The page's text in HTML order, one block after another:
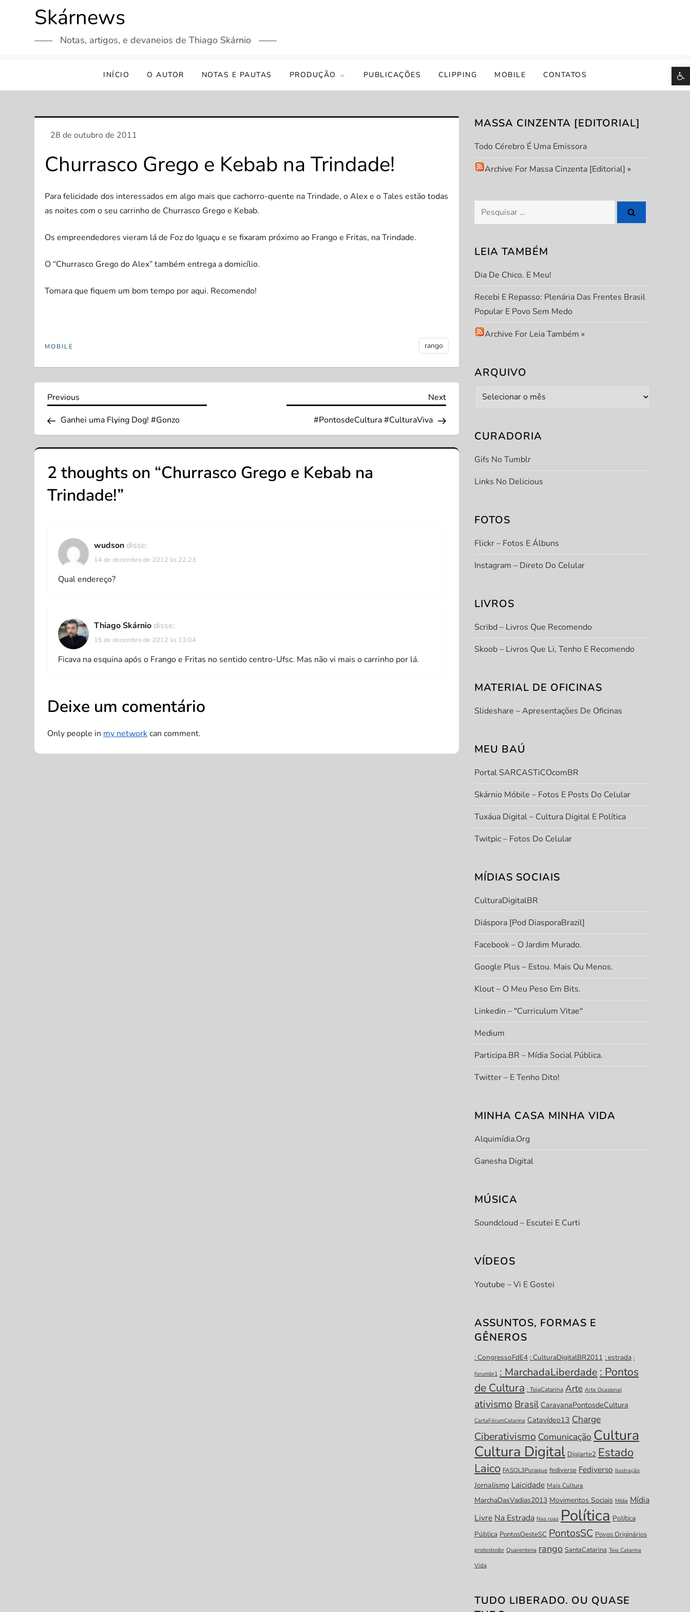
Skárnews
Notas, artigos, e devaneios de Thiago Skárnio
INÍCIO O AUTOR NOTAS E PAUTAS PRODUÇÃO PUBLICAÇÕES CLIPPING MOBILE CONTATOS
Churrasco Grego e Kebab na Trindade!
Para felicidade dos interessados em algo mais que cachorro-quente na Trindade, o Alex e o Tales estão todas
as noites com o seu carrinho de Churrasco Grego e Kebab.
Os empreendedores vieram lá de Foz do Iguaçu e se fixaram próximo ao Frango e Fritas, na Trindade.
O “Churrasco Grego do Alex” também entrega a domicílio.
Tomara que fiquem um bom tempo por aqui. Recomendo!
MOBILE rango
N
a
v
e
g
s
t
Previous
Previous
Ganhei uma Flying Dog! #Gonzo
Next
Next
#PontosdeCultura #CulturaViva
2 thoughts on “Churrasco Grego e Kebab na
Trindade!”
wudson disse:
14 de dezembro de 2012 às 22:23
Qual endereço?
Thiago Skárnio disse:
15 de dezembro de 2012 às 13:04
Ficava na esquina após o Frango e Fritas no sentido centro-Ufsc. Mas não vi mais o carrinho por lá.
Deixe um comentário
Only people inmy networkcan comment.
MASSA CINZENTA [EDITORIAL]
Todo Cérebro É Uma Emissora
Archive For Massa Cinzenta [Editorial] »
Pesquisar
por:
LEIA TAMBÉM
Dia De Chico. E Meu!
Recebi E Repasso: Plenária Das Frentes Brasil
Popular E Povo Sem Medo
Archive For Leia Também »
ARQUIVO
Arquivo
CURADORIA
Gifs No Tumblr
Links No Delicious
FOTOS
Flickr – Fotos E Álbuns
Instagram – Direto Do Celular
LIVROS
Scribd – Livros Que Recomendo
Skoob – Livros Que Li, Tenho E Recomendo
MATERIAL DE OFICINAS
Slideshare – Apresentações De Oficinas
MEU BAÚ
Portal SARCASTiCOcomBR
Skárnio Móbile – Fotos E Posts Do Celular
Tuxáua Digital – Cultura Digital E Política
Twitpic – Fotos Do Celular
MÍDIAS SOCIAIS
CulturaDigitalBR
Diáspora [Pod DiasporaBrazil]
Facebook – O Jardim Murado.
Google Plus – Estou. Mais Ou Menos.
Klout – O Meu Peso Em Bits.
Linkedin – "Curriculum Vitae"
Medium
Participa.BR – Mídia Social Pública.
Twitter – E Tenho Dito!
MINHA CASA MINHA VIDA
Alquimídia.org
Ganesha Digital
MÚSICA
Soundcloud – Escutei E Curti
VÍDEOS
Youtube – Vi E Gostei
ASSUNTOS, FORMAS E
GÊNEROS
: CongressoFdE4 : CulturaDigitalBR2011 : estrada :
forumbr1 : MarchadaLiberdade : Pontos
de Cultura : TeiaCatarina Arte Arte Ocasional
ativismo Brasil CaravanaPontosdeCultura
CartaFórumCatarina Catavídeo13 Charge
Ciberativismo Comunicação Cultura
Cultura Digital Digiarte2 Estado
Laico FASOL3Puraque fediverse Fediverso Ilustração
Jornalismo Laicidade Mais Cultura
MarchaDasVadias2013 Movimentos Sociais Mídia Mídia
Livre Na Estrada Nas ruas Política Política
Pública PontosOesteSC PontosSC Povos Originários
protestosbr Quarentena rango SantaCatarina Teia Catarina
Vida
TUDO LIBERADO. OU QUASE